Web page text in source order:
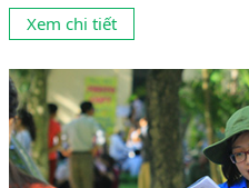
người đi thi giùm. Chuyện học
hợp pháp hóa cho những...
Xem chi tiết